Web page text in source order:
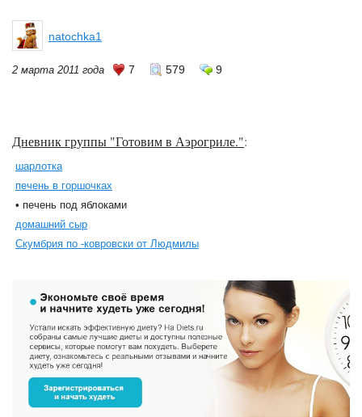
natochka1
2 марта 2011 года 7 579 9
Дневник группы "Готовим в Аэрогриле.":
шарлотка
печень в горшочках
• печень под яблоками
домашний сыр
Скумбрия по -ковровски от Людмилы